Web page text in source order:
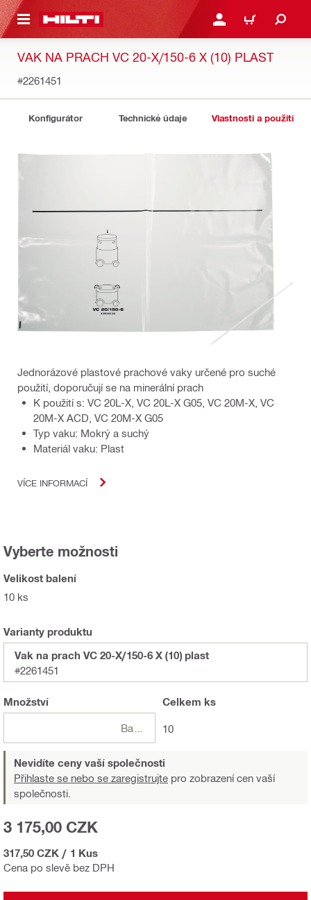
HLAVNÍ OBSAH PŘIHLÁSIT NEBO
KOŠÍK
VAK NA PRACH VC 20-X/150-6 X (10) PLAST
#2261451
Konfigurátor Technické údaje Vlastnosti a použití
Jednorázové plastové prachové vaky určené pro suché
použití, doporučují se na minerální prach
K použití s: VC 20L-X, VC 20L-X G05, VC 20M-X, VC
20M-X ACD, VC 20M-X G05
Typ vaku: Mokrý a suchý
Materiál vaku: Plast
VÍCE INFORMACÍ
Vyberte možnosti
Velikost balení
10 ks
Varianty produktu
Vak na prach VC 20-X/150-6 X (10) plast
#2261451
Množství Celkem ks
10
Nevidíte ceny vaší společnosti
Přihlaste se nebo se zaregistrujte pro zobrazení cen vaší
společnosti.
Cena po slevě bez DPH
3 175,00 CZK
317,50 CZK / 1 Kus